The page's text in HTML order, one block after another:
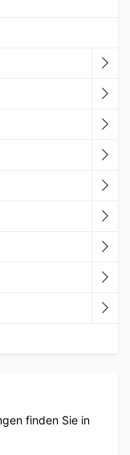
finden Sie in